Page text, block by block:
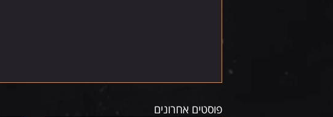
פוסטים אחרונים